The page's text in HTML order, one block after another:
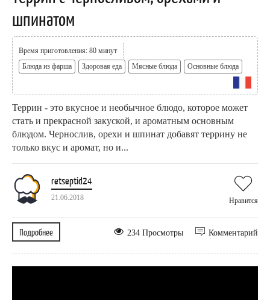
шпинатом
Время приготовления: 80 минут
Блюда из фарша
Здоровая еда Мясные блюда Основные блюда
Террин - это вкусное и необычное блюдо, которое может
стать и прекрасной закуской, и ароматным основным
блюдом. Чернослив, орехи и шпинат добавят террину не
только вкус и аромат, но и...
retseptid24
21.06.2018 Нравится
Подробнее Комментарий
234 Просмотры